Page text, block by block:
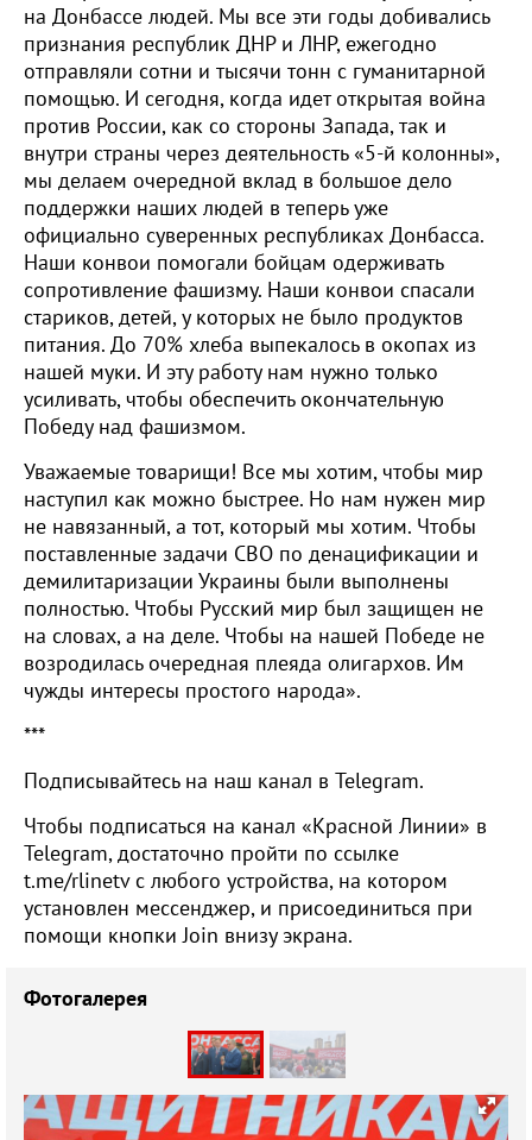
на Донбассе людей. Мы все эти годы добивались
признания республик ДНР и ЛНР, ежегодно
отправляли сотни и тысячи тонн с гуманитарной
помощью. И сегодня, когда идет открытая война
против России, как со стороны Запада, так и
внутри страны через деятельность «5-й колонны»,
мы делаем очередной вклад в большое дело
поддержки наших людей в теперь уже
официально суверенных республиках Донбасса.
Наши конвои помогали бойцам одерживать
сопротивление фашизму. Наши конвои спасали
стариков, детей, у которых не было продуктов
питания. До 70% хлеба выпекалось в окопах из
нашей муки. И эту работу нам нужно только
усиливать, чтобы обеспечить окончательную
Победу над фашизмом.
Уважаемые товарищи! Все мы хотим, чтобы мир
наступил как можно быстрее. Но нам нужен мир
не навязанный, а тот, который мы хотим. Чтобы
поставленные задачи СВО по денацификации и
демилитаризации Украины были выполнены
полностью. Чтобы Русский мир был защищен не
на словах, а на деле. Чтобы на нашей Победе не
возродилась очередная плеяда олигархов. Им
чужды интересы простого народа».
***
Подписывайтесь на наш канал в Telegram.
Чтобы подписаться на канал «Красной Линии» в
Telegram, достаточно пройти по ссылке
t.me/rlinetv с любого устройства, на котором
установлен мессенджер, и присоединиться при
помощи кнопки Join внизу экрана.
Фотогалерея